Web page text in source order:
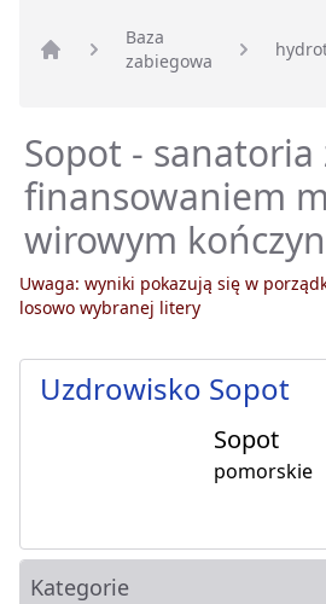
Strona główna
Baza
zabiegowa
Sopot - sanatoria
finansowaniem
wirowym
Uwaga: wyniki pokazują się w
losowo wybranej litery
Uzdrowisko Sopot
Sopot
pomorskie
Kategorie